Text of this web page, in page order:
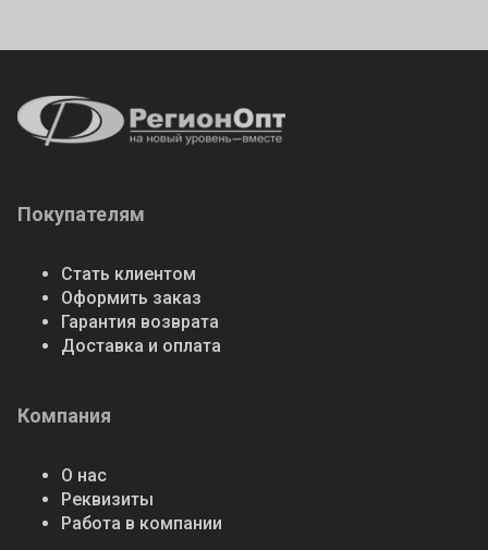
Покупателям
Стать клиентом
Оформить заказ
Гарантия возврата
Доставка и оплата
Компания
О нас
Реквизиты
Работа в компании